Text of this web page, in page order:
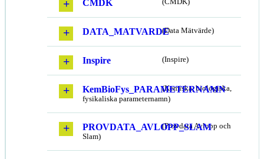
CMDK (CMDK)
DATA_MATVARDE(Data Mätvärde)
Inspire (Inspire)
KemBioFys_PARAMETERNAMN
(Kemiska, biologiska,
fysikaliska parameternamn)
PROVDATA_AVLOPP_SLAM
(Provdata Avlopp och
Slam)